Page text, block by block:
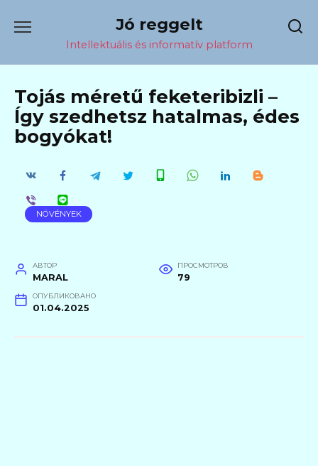
содержанию
Jó reggelt
Intellektuális és informatív platform
Tojás méretű feketeribizli –
Így szedhetsz hatalmas, édes
bogyókat!
NÖVÉNYEK
АВТОР
MARAL
ПРОСМОТРОВ
79
ОПУБЛИКОВАНО
01.04.2025